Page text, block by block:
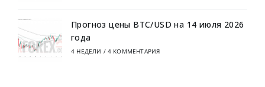
Прогноз цены BTC/USD на 14 июля 2026
года
4 НЕДЕЛИ / 4 КОММЕНТАРИЯ